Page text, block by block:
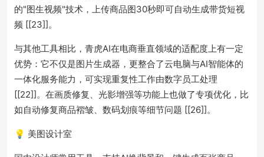
的"图生视频"技术，上传商品图30秒即可自动生成带货短视
频 [[23]]。
与其他工具相比，青虎AI在电商垂直领域的适配度上有一定
优势：它不仅是图片生成器，更整合了云电脑与AI智能体的
一体化服务能力，可实现重复性工作由数字员工处理
[[22]]。在画质修复、光影增强等功能上也做了专项优化，比
如自动修复商品褶皱、数码划痕等细节问题 [[26]]。
💡 美图设计室